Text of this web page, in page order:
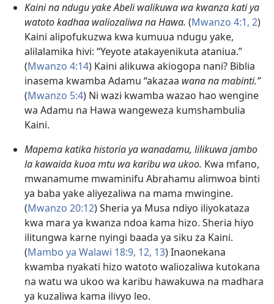
Kaini na ndugu yake Abeli walikuwa wa kwanza kati ya
watoto kadhaa waliozaliwa na Hawa. (Mwanzo 4:1, 2)
Kaini alipofukuzwa kwa kumuua ndugu yake,
alilalamika hivi: “Yeyote atakayenikuta ataniua.”
(Mwanzo 4:​14) Kaini alikuwa akiogopa nani? Biblia
inasema kwamba Adamu “akazaa wana na mabinti.”
(Mwanzo 5:4) Ni wazi kwamba wazao hao wengine
wa Adamu na Hawa wangeweza kumshambulia
Kaini.
Mapema katika historia ya wanadamu, lilikuwa jambo
la kawaida kuoa mtu wa karibu wa ukoo. Kwa mfano,
mwanamume mwaminifu Abrahamu alimwoa binti
ya baba yake aliyezaliwa na mama mwingine.
(Mwanzo 20:12) Sheria ya Musa ndiyo iliyokataza
kwa mara ya kwanza ndoa kama hizo. Sheria hiyo
ilitungwa karne nyingi baada ya siku za Kaini.
(Mambo ya Walawi 18:9, 12, 13) Inaonekana
kwamba nyakati hizo watoto waliozaliwa kutokana
na watu wa ukoo wa karibu hawakuwa na madhara
ya kuzaliwa kama ilivyo leo.